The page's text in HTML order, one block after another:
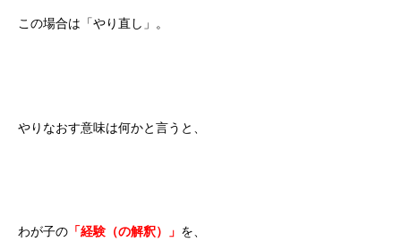
この場合は「やり直し」。
やりなおす意味は何かと言うと、
わが子の 「経験（の解釈）」 を、